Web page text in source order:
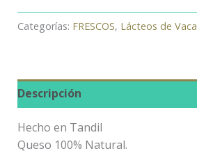
Categorías: FRESCOS, Lácteos de Vaca
Descripción
Hecho en Tandil
Queso 100% Natural.